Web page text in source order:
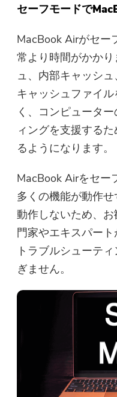
セーフモードで
MacBook Airがセー
常より時間がかか
ュ、内部キャッシ
キャッシュファイ
く、コンピュータ
ィングを支援する
るようになります。
MacBook Airをセー
多くの機能が動作
動作しないため、
門家やエキスパート
トラブルシューテ
ぎません。